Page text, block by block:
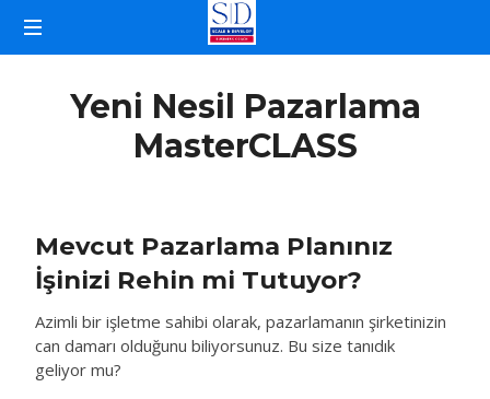
Yeni Nesil Pazarlama
MasterCLASS
Mevcut Pazarlama Planınız
İşinizi Rehin mi Tutuyor?
Azimli bir işletme sahibi olarak, pazarlamanın şirketinizin
can damarı olduğunu biliyorsunuz. Bu size tanıdık
geliyor mu?